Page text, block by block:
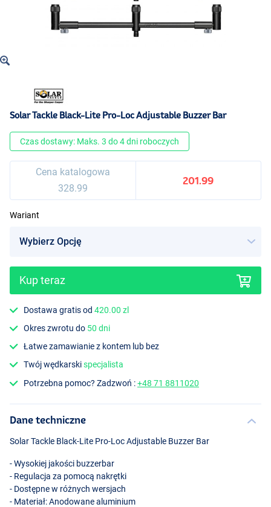
Solar Tackle Black-Lite Pro-Loc Adjustable Buzzer Bar
Czas dostawy: Maks. 3 do 4 dni roboczych
Cena katalogowa
328.99
201.99
Wariant
Kup teraz
Dostawa gratis od420.00 zl
Okres zwrotu do 50 dni
Łatwe zamawianie z kontem lub bez
Twój wędkarskispecjalista
Potrzebna pomoc? Zadzwoń :+48 71 8811020
Dane techniczne
Solar Tackle Black-Lite Pro-Loc Adjustable Buzzer Bar
- Wysokiej jakości buzzerbar
- Regulacja za pomocą nakrętki
- Dostępne w różnych wersjach
- Materiał: Anodowane aluminium